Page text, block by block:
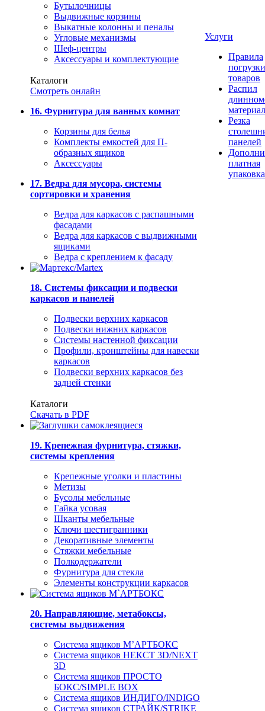
Бутылочницы
Выдвижные корзины
Выкатные колонны и пеналы
Угловые механизмы
Шеф-центры
Аксессуары и комплектующие
Каталоги
Смотреть онлайн
16. Фурнитура для ванных комнат
Корзины для белья
Комплекты емкостей для П-
образных ящиков
Аксессуары
17. Ведра для мусора, системы
сортировки и хранения
Ведра для каркасов с распашными
фасадами
Ведра для каркасов с выдвижными
ящиками
Ведра с креплением к фасаду
18. Системы фиксации и подвески
каркасов и панелей
Подвески верхних каркасов
Подвески нижних каркасов
Системы настенной фиксации
Профили, кронштейны для навески
каркасов
Подвески верхних каркасов без
задней стенки
Каталоги
Скачать в PDF
19. Крепежная фурнитура, стяжки,
системы крепления
Крепежные уголки и пластины
Метизы
Бусолы мебельные
Гайка усовая
Шканты мебельные
Ключи шестигранники
Декоративные элементы
Стяжки мебельные
Полкодержатели
Фурнитура для стекла
Элементы конструкции каркасов
20. Направляющие, метабоксы,
системы выдвижения
Система ящиков М’АРТБОКС
Система ящиков НЕКСТ 3D/NEXT
3D
Система ящиков ПРОСТО
БОКС/SIMPLE BOX
Система ящиков ИНДИГО/INDIGO
Система ящиков СТРАЙК/STRIKE
Услуги
Правила
погрузки
товаров
Распил
Резка
панелей
платная
упаковка